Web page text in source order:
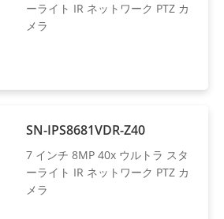
ーライト IR ネットワーク PTZ カ
メラ
SN-IPS8681VDR-Z40
7 インチ 8MP 40x ウルトラ スタ
ーライト IR ネットワーク PTZ カ
メラ